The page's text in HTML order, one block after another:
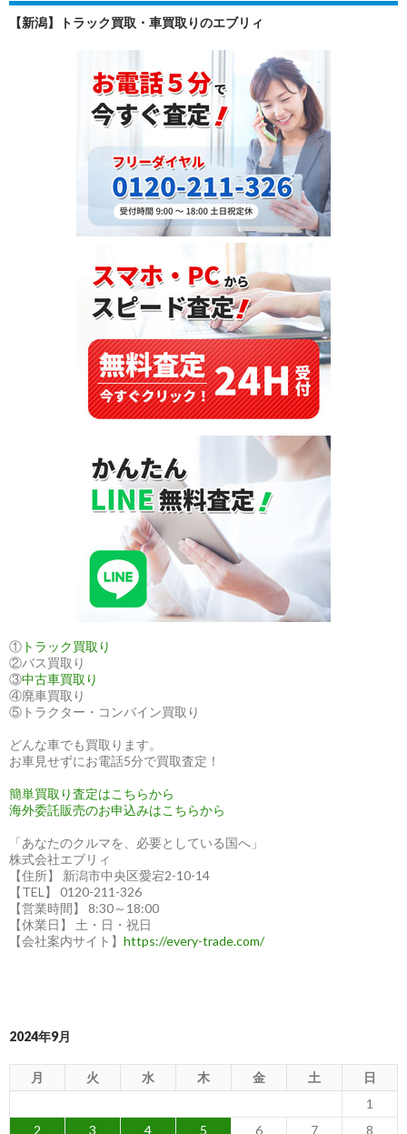
【新潟】トラック買取・車買取りのエブリィ
① トラック買取り
②バス買取り
③中古車買取り
④廃車買取り
⑤トラクター・コンバイン買取り
どんな車でも買取ります。
お車見せずにお電話5分で買取査定！
簡単買取り査定はこちらから
海外委託販売のお申込みはこちらから
「あなたのクルマを、必要としている国へ」
株式会社エブリィ
【住所】 新潟市中央区愛宕2-10-14
【TEL】 0120-211-326
【営業時間】 8:30～18:00
【休業日】 土・日・祝日
【会社案内サイト】 https://every-trade.com/
2024年9月
月 火 水 木 金 土
日
1
2
3 4 5 6 7
8